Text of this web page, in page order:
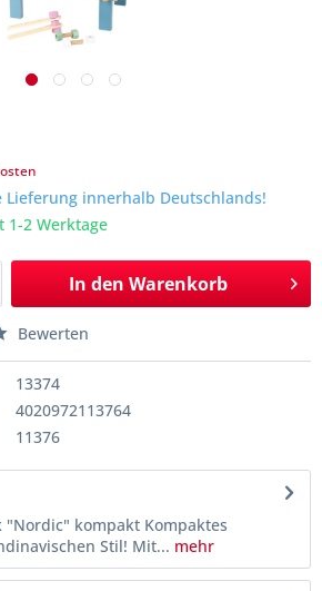
Lieferung innerhalb Deutschlands!
1-2 Werktage
In den Warenkorb
Bewerten
13374
4020972113764
11376
kompakt Kompaktes
Stil! Mit... mehr